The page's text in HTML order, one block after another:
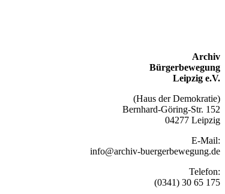
Archiv
Bürgerbewegung
Leipzig e.V.
(Haus der Demokratie)
Bernhard-Göring-Str. 152
04277 Leipzig
E-Mail:
info@archiv-buergerbewegung.de
Telefon:
(0341) 30 65 175